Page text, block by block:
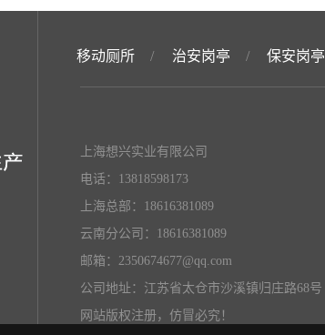
移动厕所 / 治安岗亭 / 保安岗亭
上海想兴实业有限公司
电话：13818598173
上海总部：18616381089
云南分公司：18616381089
邮箱：2350674677@qq.com
公司地址：江苏省太仓市沙溪镇归庄路68号
网站版权注册，仿冒必究！